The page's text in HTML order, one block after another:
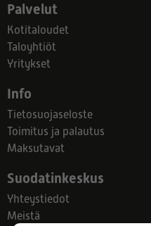
Palvelut
Kotitaloudet
Taloyhtiöt
Yritykset
Info
Tietosuojaseloste
Toimitus ja palautus
Maksutavat
Suodatinkeskus
Yhteystiedot
Meistä